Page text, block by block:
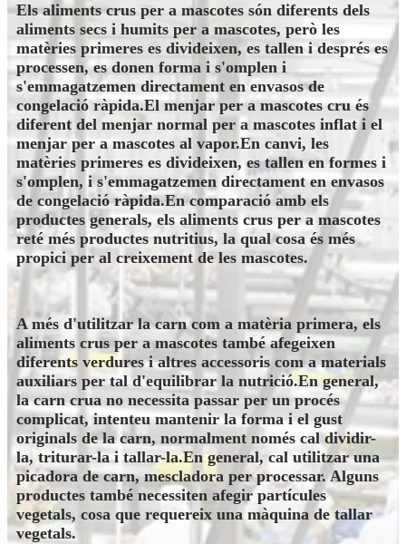
Els aliments crus per a mascotes són diferents dels
aliments secs i humits per a mascotes, però les
matèries primeres es divideixen, es tallen i després es
processen, es donen forma i s'omplen i
s'emmagatzemen directament en envasos de
congelació ràpida.El menjar per a mascotes cru és
diferent del menjar normal per a mascotes inflat i el
menjar per a mascotes al vapor.En canvi, les
matèries primeres es divideixen, es tallen en formes i
s'omplen, i s'emmagatzemen directament en envasos
de congelació ràpida.En comparació amb els
productes generals, els aliments crus per a mascotes
reté més productes nutritius, la qual cosa és més
propici per al creixement de les mascotes.
A més d'utilitzar la carn com a matèria primera, els
aliments crus per a mascotes també afegeixen
diferents verdures i altres accessoris com a materials
auxiliars per tal d'equilibrar la nutrició.En general,
la carn crua no necessita passar per un procés
complicat, intenteu mantenir la forma i el gust
originals de la carn, normalment només cal dividir-
la, triturar-la i tallar-la.En general, cal utilitzar una
picadora de carn, mescladora per processar. Alguns
productes també necessiten afegir partícules
vegetals, cosa que requereix una màquina de tallar
vegetals.